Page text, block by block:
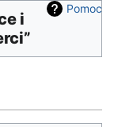
Pomoc
i